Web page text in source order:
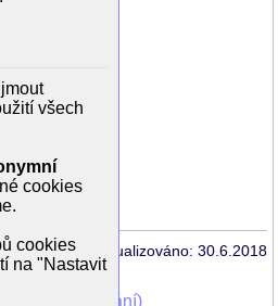
Aktualizováno: 30.6.2018
starší vysílání)
všech
cookies
cookies
na "Nastavit